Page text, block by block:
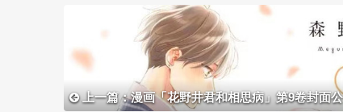
上一篇：漫画「花野井君和相思病」第9卷封面